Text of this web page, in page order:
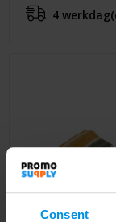
Consent
4